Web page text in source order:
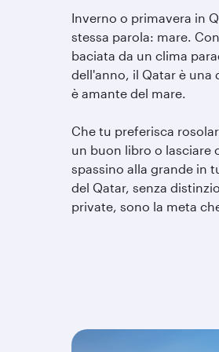
Inverno o primavera in
stessa parola: mare.
baciata da un clima
dell'anno, il Qatar è una
è amante del mare.
Che tu preferisca
un buon libro o lasciare
spassino alla grande in
del Qatar, senza
private, sono la meta